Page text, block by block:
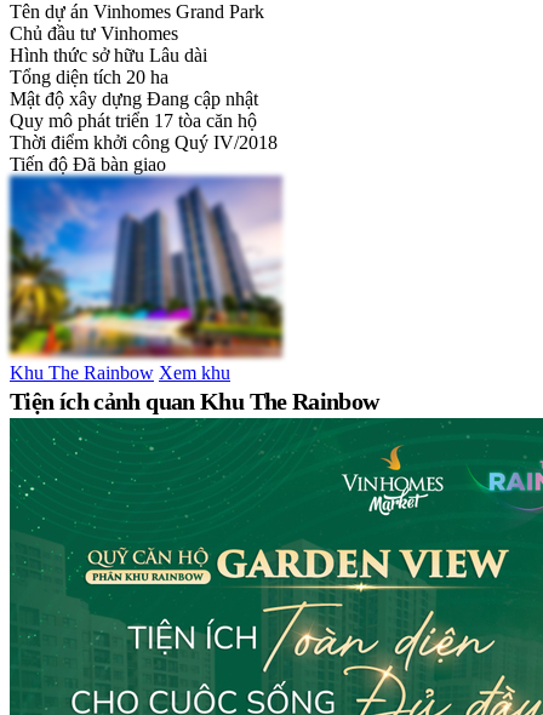
Tên dự án Vinhomes Grand Park
Chủ đầu tư Vinhomes
Hình thức sở hữu Lâu dài
Tổng diện tích 20 ha
Mật độ xây dựng Đang cập nhật
Quy mô phát triển 17 tòa căn hộ
Thời điểm khởi công Quý IV/2018
Tiến độ Đã bàn giao
Khu The Rainbow Xem khu
Tiện ích cảnh quan Khu The Rainbow